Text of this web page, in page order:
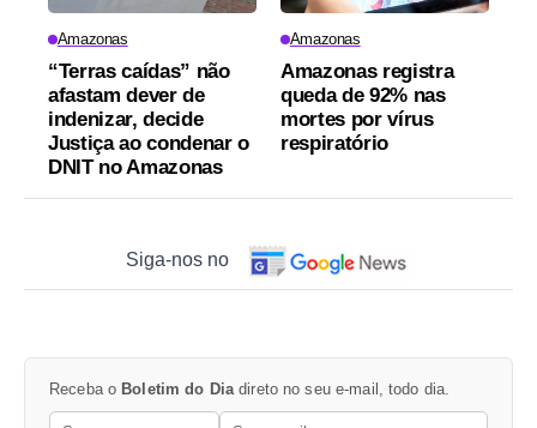
Amazonas
“Terras caídas” não
afastam dever de
indenizar, decide
Justiça ao condenar o
DNIT no Amazonas
Amazonas
Amazonas registra
queda de 92% nas
mortes por vírus
respiratório
Siga-nos no
Receba o Boletim do Dia direto no seu e-mail, todo dia.